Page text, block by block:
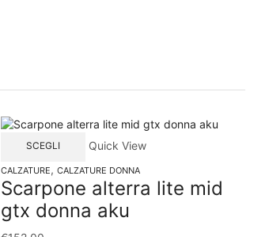
SCEGLI Quick View
CALZATURE, CALZATURE DONNA
Scarpone alterra lite mid
gtx donna aku